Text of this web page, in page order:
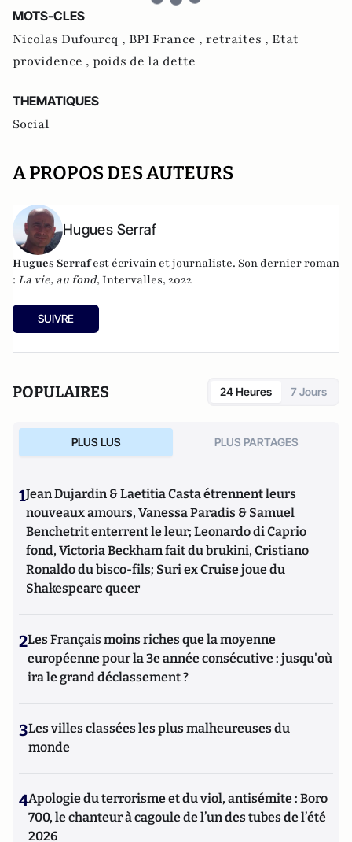
MOTS-CLES
Nicolas Dufourcq , BPI France , retraites , Etat
providence , poids de la dette
THEMATIQUES
Social
A PROPOS DES AUTEURS
Hugues Serraf
Hugues Serrafest écrivain et journaliste. Son dernier roman
: La vie, au fond, Intervalles, 2022
SUIVRE
POPULAIRES 24 Heures 7 Jours
PLUS LUS PLUS PARTAGES
1Jean Dujardin & Laetitia Casta étrennent leurs
nouveaux amours, Vanessa Paradis & Samuel
Benchetrit enterrent le leur; Leonardo di Caprio
fond, Victoria Beckham fait du brukini, Cristiano
Ronaldo du bisco-fils; Suri ex Cruise joue du
Shakespeare queer
2Les Français moins riches que la moyenne
européenne pour la 3e année consécutive : jusqu'où
ira le grand déclassement ?
3Les villes classées les plus malheureuses du
monde
4Apologie du terrorisme et du viol, antisémite : Boro
700, le chanteur à cagoule de l’un des tubes de l’été
2026